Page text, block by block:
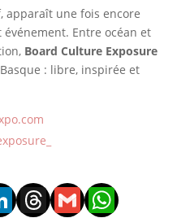
apparaît une fois encore
Entre océan et
Board Culture Exposure
: libre, inspirée et
Threads
Gmail